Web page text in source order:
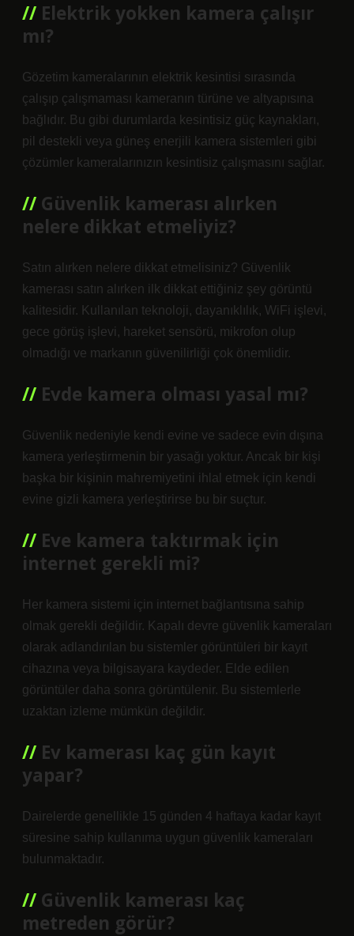
Elektrik yokken kamera çalışır
mı?
Gözetim kameralarının elektrik kesintisi sırasında
çalışıp çalışmaması kameranın türüne ve altyapısına
bağlıdır. Bu gibi durumlarda kesintisiz güç kaynakları,
pil destekli veya güneş enerjili kamera sistemleri gibi
çözümler kameralarınızın kesintisiz çalışmasını sağlar.
Güvenlik kamerası alırken
nelere dikkat etmeliyiz?
Satın alırken nelere dikkat etmelisiniz? Güvenlik
kamerası satın alırken ilk dikkat ettiğiniz şey görüntü
kalitesidir. Kullanılan teknoloji, dayanıklılık, WiFi işlevi,
gece görüş işlevi, hareket sensörü, mikrofon olup
olmadığı ve markanın güvenilirliği çok önemlidir.
Evde kamera olması yasal mı?
Güvenlik nedeniyle kendi evine ve sadece evin dışına
kamera yerleştirmenin bir yasağı yoktur. Ancak bir kişi
başka bir kişinin mahremiyetini ihlal etmek için kendi
evine gizli kamera yerleştirirse bu bir suçtur.
Eve kamera taktırmak için
internet gerekli mi?
Her kamera sistemi için internet bağlantısına sahip
olmak gerekli değildir. Kapalı devre güvenlik kameraları
olarak adlandırılan bu sistemler görüntüleri bir kayıt
cihazına veya bilgisayara kaydeder. Elde edilen
görüntüler daha sonra görüntülenir. Bu sistemlerle
uzaktan izleme mümkün değildir.
Ev kamerası kaç gün kayıt
yapar?
Dairelerde genellikle 15 günden 4 haftaya kadar kayıt
süresine sahip kullanıma uygun güvenlik kameraları
bulunmaktadır.
Güvenlik kamerası kaç
metreden görür?